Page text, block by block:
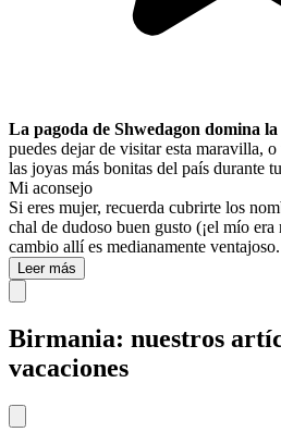
La pagoda de Shwedagon domina
puedes dejar de visitar esta maravilla,
las joyas más bonitas del país durante tu
Mi aconsejo
Si eres mujer, recuerda cubrirte los
chal de dudoso buen gusto (¡el mío
cambio allí es medianamente ventajoso.
Leer más
Birmania: nuestros
vacaciones